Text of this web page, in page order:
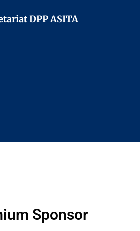
DPP ASITA
Sponsor